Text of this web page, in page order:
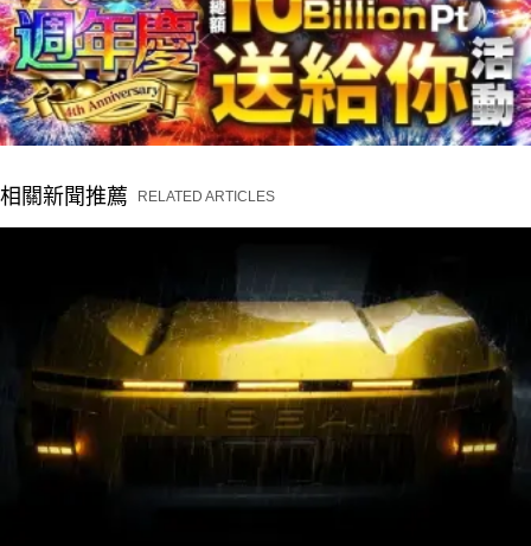
相關新聞推薦 RELATED ARTICLES